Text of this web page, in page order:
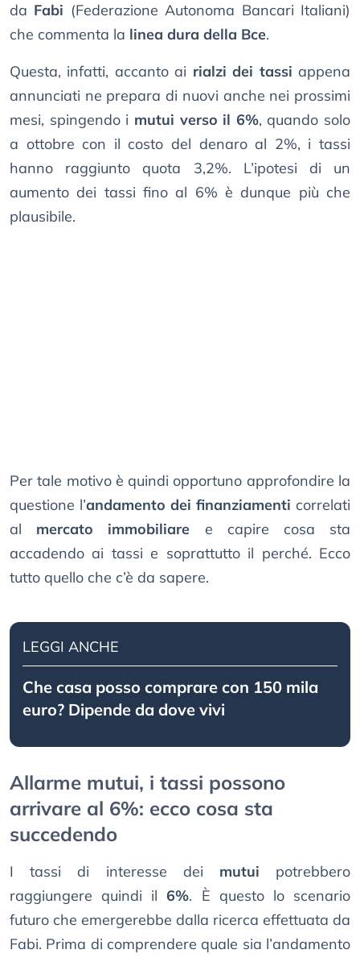
da Fabi (Federazione Autonoma Bancari Italiani)
che commenta la linea dura della Bce.
Questa, infatti, accanto ai rialzi dei tassi appena
annunciati ne prepara di nuovi anche nei prossimi
mesi, spingendo i mutui verso il 6%, quando solo
a ottobre con il costo del denaro al 2%, i tassi
hanno raggiunto quota 3,2%. L’ipotesi di un
aumento dei tassi fino al 6% è dunque più che
plausibile.
Per tale motivo è quindi opportuno approfondire la
questione l’andamento dei finanziamenti correlati
al mercato immobiliare e capire cosa sta
accadendo ai tassi e soprattutto il perché. Ecco
tutto quello che c’è da sapere.
LEGGI ANCHE
Che casa posso comprare con 150 mila
euro? Dipende da dove vivi
Allarme mutui, i tassi possono
arrivare al 6%: ecco cosa sta
succedendo
I tassi di interesse dei mutui potrebbero
raggiungere quindi il6%. È questo lo scenario
futuro che emergerebbe dalla ricerca effettuata da
Fabi. Prima di comprendere quale sia l’andamento